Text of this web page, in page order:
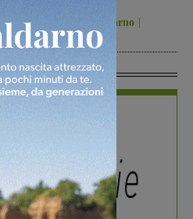
Figline Incisa Valdarno
5 Agosto 2026